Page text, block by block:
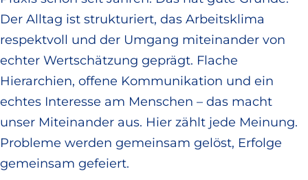
Der Alltag ist strukturiert, das Arbeitsklima
respektvoll und der Umgang miteinander von
echter Wertschätzung geprägt. Flache
Hierarchien, offene Kommunikation und ein
echtes Interesse am Menschen – das macht
unser Miteinander aus. Hier zählt jede Meinung.
Probleme werden gemeinsam gelöst, Erfolge
gemeinsam gefeiert.